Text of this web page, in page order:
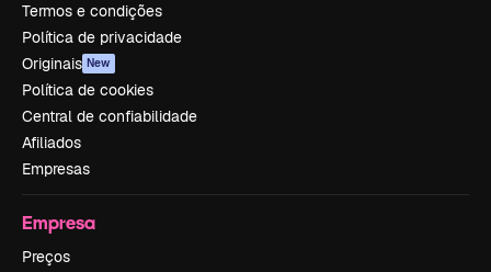
Termos e condições
Política de privacidade
Originais New
Política de cookies
Central de confiabilidade
Afiliados
Empresas
Empresa
Preços